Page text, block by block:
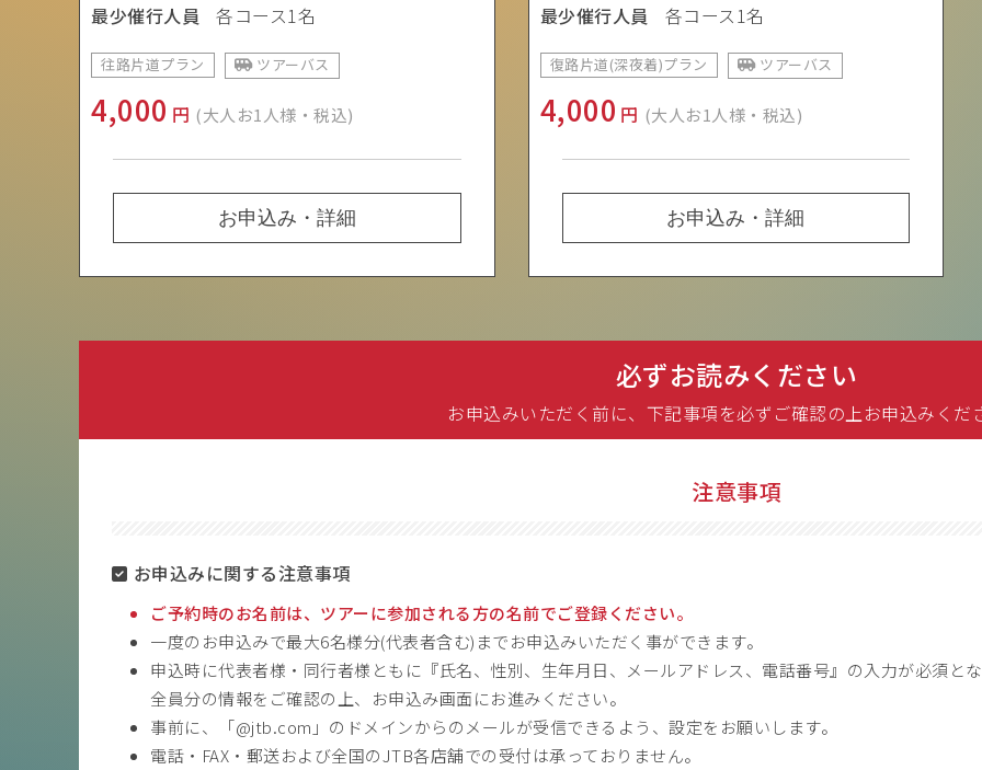
最少催行人員
各コース1名
往路片道プラン ツアーバス
4,000 円 (大人お1人様・税込)
お申込み・詳細
最少催行人員
各コース1名
復路片道(深夜着)プラン ツアーバス
4,000 円 (大人お1人様・税込)
お申込み・詳細
必ずお読みください
お申込みいただく前に、下記事項を必ずご確認の上お申込みくだ
注意事項
お申込みに関する注意事項
ご予約時のお名前は、ツアーに参加される方の名前でご登録ください。
一度のお申込みで最大6名様分(代表者含む)までお申込みいただく事ができます。
申込時に代表者様・同行者様ともに『氏名、性別、生年月日、メールアドレス、電話番号』の入力が必須と
全員分の情報をご確認の上、お申込み画面にお進みください。
事前に、「@jtb.com」のドメインからのメールが受信できるよう、設定をお願いします。
電話・FAX・郵送および全国のJTB各店舗での受付は承っておりません。